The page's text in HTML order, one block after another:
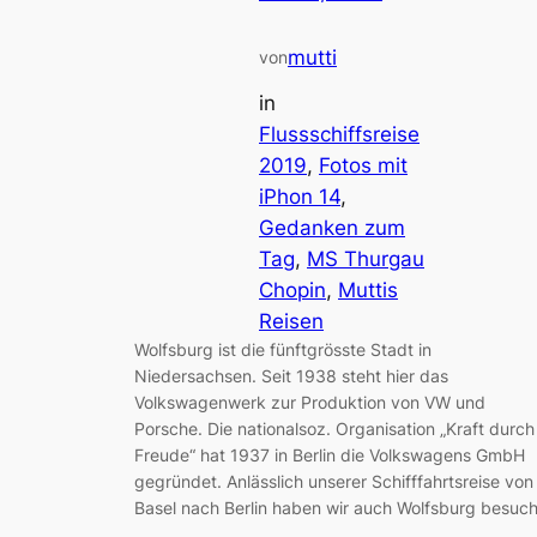
vonmutti
in
Flussschiffsreise
2019, Fotos mit
iPhon 14
Gedanken zum
Tag, MS Thurgau
Chopin, Muttis
Reisen
Wolfsburg ist die fünftgrösste Stadt in
Niedersachsen. Seit 1938 steht hier das
Volkswagenwerk zur Produktion von VW und
Porsche. Die nationalsoz. Organisation „Kraft durch
Freude“ hat 1937 in Berlin die Volkswagens GmbH
gegründet. Anlässlich unserer Schifffahrtsreise von
Basel nach Berlin haben wir auch Wolfsburg